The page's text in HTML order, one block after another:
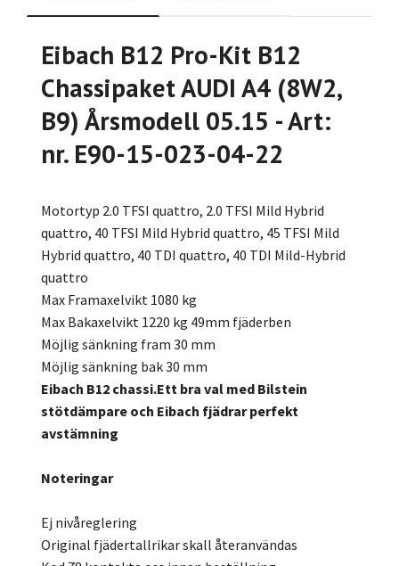
Eibach B12 Pro-Kit B12
Chassipaket AUDI A4 (8W2,
B9) Årsmodell 05.15 - Art:
nr. E90-15-023-04-22
Motortyp 2.0 TFSI quattro, 2.0 TFSI Mild Hybrid
quattro, 40 TFSI Mild Hybrid quattro, 45 TFSI Mild
Hybrid quattro, 40 TDI quattro, 40 TDI Mild-Hybrid
quattro
Max Framaxelvikt 1080 kg
Max Bakaxelvikt 1220 kg 49mm fjäderben
Möjlig sänkning fram 30 mm
Möjlig sänkning bak 30 mm
Eibach B12 chassi.Ett bra val med Bilstein
stötdämpare och Eibach fjädrar perfekt
avstämning
Noteringar
Ej nivåreglering
Original fjädertallrikar skall återanvändas